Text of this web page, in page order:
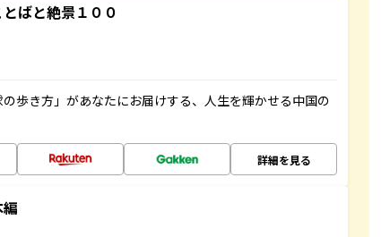
ばと絶景１００
歩き方」があなたにお届けする、人生を輝かせる中国の
詳細を見る